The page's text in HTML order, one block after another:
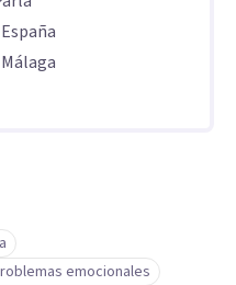
a desarrollar mayor
de gestión
emocionales